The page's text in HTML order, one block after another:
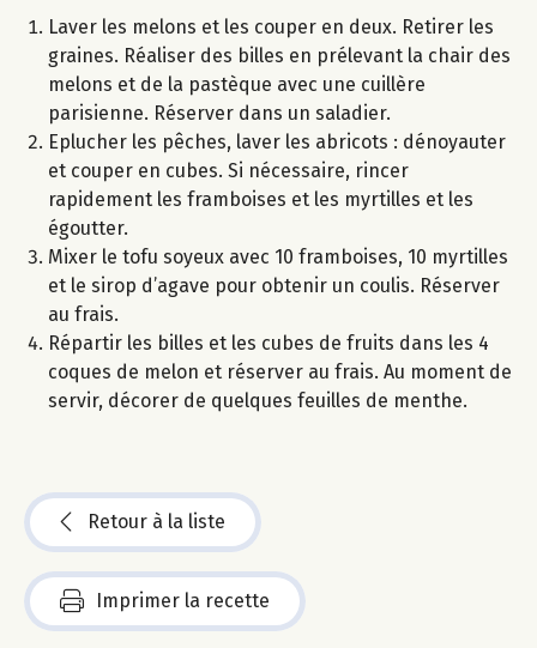
Laver les melons et les couper en deux. Retirer les
graines. Réaliser des billes en prélevant la chair des
melons et de la pastèque avec une cuillère
parisienne. Réserver dans un saladier.
Eplucher les pêches, laver les abricots : dénoyauter
et couper en cubes. Si nécessaire, rincer
rapidement les framboises et les myrtilles et les
égoutter.
Mixer le tofu soyeux avec 10 framboises, 10 myrtilles
et le sirop d’agave pour obtenir un coulis. Réserver
au frais.
Répartir les billes et les cubes de fruits dans les 4
coques de melon et réserver au frais. Au moment de
servir, décorer de quelques feuilles de menthe.
Retour à la liste
Imprimer la recette